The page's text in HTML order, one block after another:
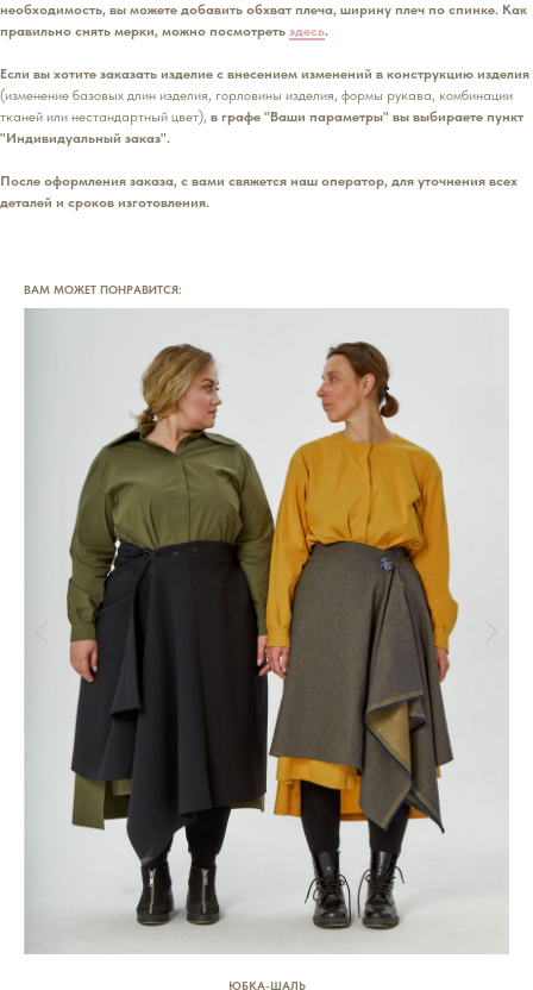
необходимость, вы можете добавить обхват плеча, ширину плеч по спинке. Как
правильно снять мерки, можно посмотреть здесь.
Если вы хотите заказать изделие с внесением изменений в конструкцию изделия
(изменение базовых длин изделия, горловины изделия, формы рукава, комбинации
тканей или нестандартный цвет), в графе "Ваши параметры" вы выбираете пункт
"Индивидуальный заказ".
После оформления заказа, с вами свяжется наш оператор, для уточнения всех
деталей и сроков изготовления.
ВАМ МОЖЕТ ПОНРАВИТСЯ:
ЮБКА-ШАЛЬ